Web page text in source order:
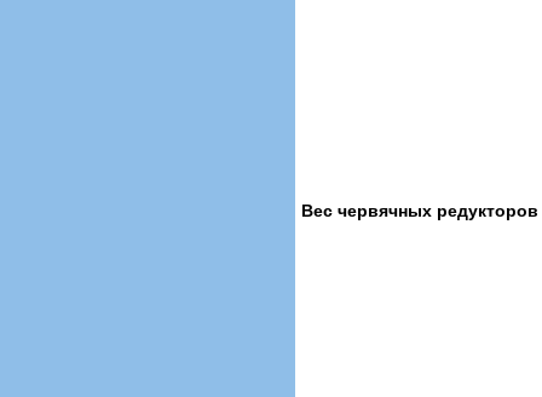
Вес червячных редукторов